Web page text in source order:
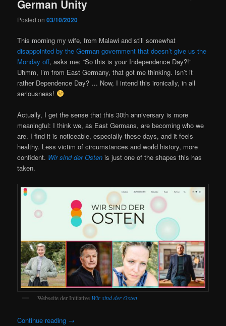
German Unity
Posted on03/10/2020
This morning my wife, from Malawi and still somewhat
disappointed by the German government that doesn’t give us the
Monday off, asks me: “So this is your Independence Day?!”
Uhmm, I’m from East Germany, that got me thinking. Isn’t it
rather Dependence Day? … Now, I intend this ironically, in all
seriousness!
Actually, I get the sense that this 30th anniversary is more
meaningful: I think we, as East Germans, are becoming who we
are. I find it is noticeable, especially these days, and it feels
healthy. Less victim of circumstances and world history, more
confident. Wir sind der Osten is just one of the shapes this has
taken.
Webseite der Initiative Wir sind der Osten
Continue reading →